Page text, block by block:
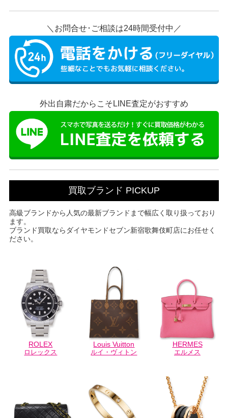
＼お問合せ･ご相談は24時間受付中／
外出自粛だからこそLINE査定がおすすめ
買取ブランド PICKUP
高級ブランドから人気の最新ブランドまで幅広く取り扱っており
ます。
ブランド買取ならダイヤモンドセブン新宿歌舞伎町店にお任せく
ださい。
ROLEX
ロレックス
Louis Vuitton
ルイ・ヴィトン
HERMES
エルメス